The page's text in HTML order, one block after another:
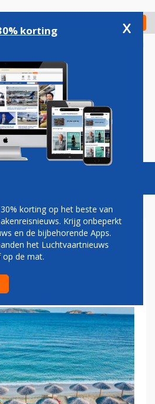
Check in
Podcasts Vacatures
PER
VOOR
korting x
korting op het beste van
Krijg onbeperkt
en de bijbehorende Apps.
het Luchtvaartnieuws
op de mat.